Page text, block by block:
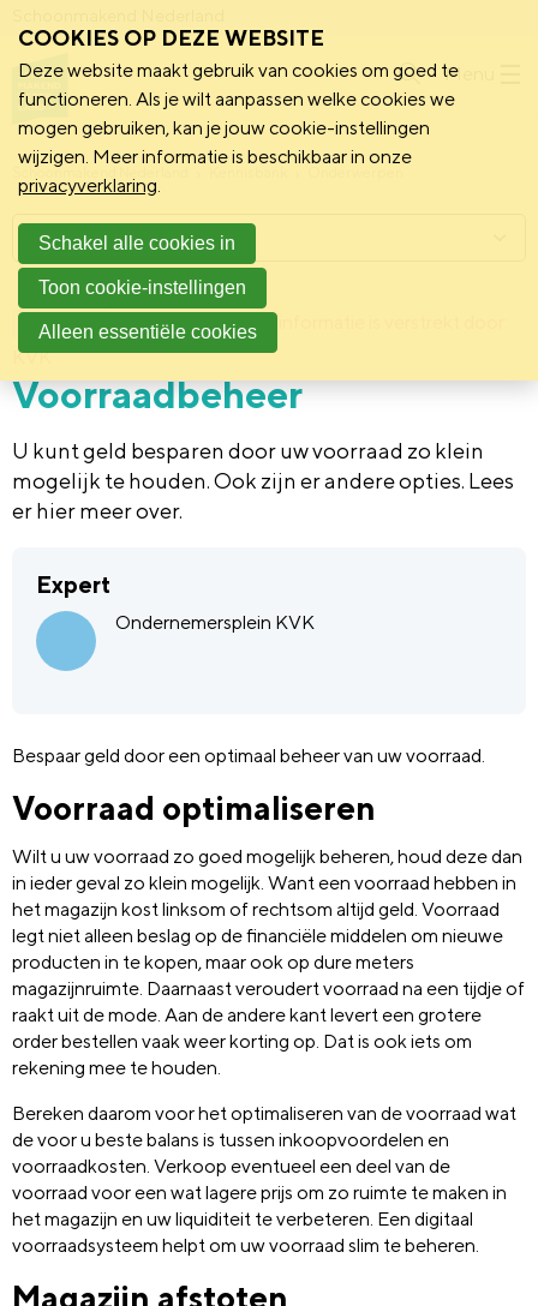
Menu
Schoonmakend Nederland
Achtergrond 20 april 2015Deze informatie is verstrekt door:
KVK
Voorraadbeheer
U kunt geld besparen door uw voorraad zo klein
mogelijk te houden. Ook zijn er andere opties. Lees
er hier meer over.
Expert
Ondernemersplein KVK
Bespaar geld door een optimaal beheer van uw voorraad.
Voorraad optimaliseren
Wilt u uw voorraad zo goed mogelijk beheren, houd deze dan
in ieder geval zo klein mogelijk. Want een voorraad hebben in
het magazijn kost linksom of rechtsom altijd geld. Voorraad
legt niet alleen beslag op de financiële middelen om nieuwe
producten in te kopen, maar ook op dure meters
magazijnruimte. Daarnaast veroudert voorraad na een tijdje of
raakt uit de mode. Aan de andere kant levert een grotere
order bestellen vaak weer korting op. Dat is ook iets om
rekening mee te houden.
Bereken daarom voor het optimaliseren van de voorraad wat
de voor u beste balans is tussen inkoopvoordelen en
voorraadkosten. Verkoop eventueel een deel van de
voorraad voor een wat lagere prijs om zo ruimte te maken in
het magazijn en uw liquiditeit te verbeteren. Een digitaal
voorraadsysteem helpt om uw voorraad slim te beheren.
Magazijn afstoten
Menu
COOKIES OP DEZE WEBSITE
Deze website maakt gebruik van cookies om goed te
functioneren. Als je wilt aanpassen welke cookies we
mogen gebruiken, kan je jouw cookie-instellingen
wijzigen. Meer informatie is beschikbaar in onze
privacyverklaring.
Schakel alle cookies in
Toon cookie-instellingen
Alleen essentiële cookies